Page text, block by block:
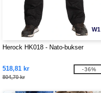
W1
Herock HK018 - Nato-bukser
518,81 kr
804,70 kr
-36%